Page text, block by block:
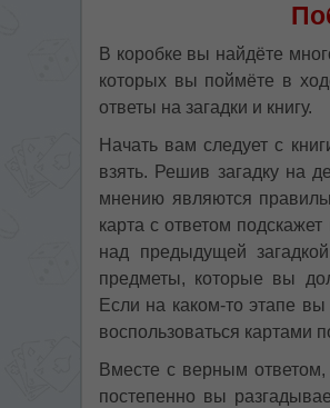
В коробке вы найдёте
которых вы поймёте в
ответы на загадки и книгу.
Начать вам следует с
взять. Решив загадку на
мнению являются
карта с ответом
над предыдущей
предметы, которые вы
Если на каком-то этапе вы
воспользоваться картами
Вместе с верным
постепенно вы